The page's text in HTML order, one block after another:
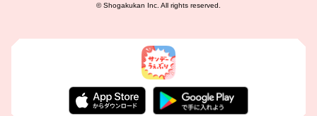
©Shogakukan Inc. All rights reserved.